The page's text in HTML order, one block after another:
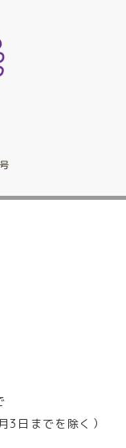
3日までを除く）